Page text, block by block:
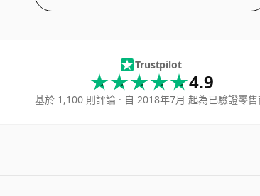
Hard To
Trustpilot
4.9
基於 1,100 則評論 · 自 2018年7月 起為已驗證零售